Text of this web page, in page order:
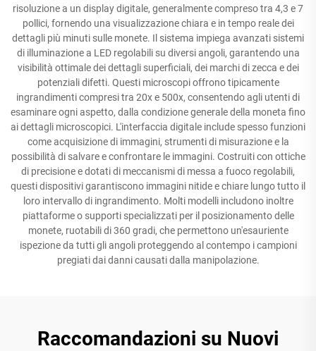
risoluzione a un display digitale, generalmente compreso tra 4,3 e 7
pollici, fornendo una visualizzazione chiara e in tempo reale dei
dettagli più minuti sulle monete. Il sistema impiega avanzati sistemi
di illuminazione a LED regolabili su diversi angoli, garantendo una
visibilità ottimale dei dettagli superficiali, dei marchi di zecca e dei
potenziali difetti. Questi microscopi offrono tipicamente
ingrandimenti compresi tra 20x e 500x, consentendo agli utenti di
esaminare ogni aspetto, dalla condizione generale della moneta fino
ai dettagli microscopici. L'interfaccia digitale include spesso funzioni
come acquisizione di immagini, strumenti di misurazione e la
possibilità di salvare e confrontare le immagini. Costruiti con ottiche
di precisione e dotati di meccanismi di messa a fuoco regolabili,
questi dispositivi garantiscono immagini nitide e chiare lungo tutto il
loro intervallo di ingrandimento. Molti modelli includono inoltre
piattaforme o supporti specializzati per il posizionamento delle
monete, ruotabili di 360 gradi, che permettono un'esauriente
ispezione da tutti gli angoli proteggendo al contempo i campioni
pregiati dai danni causati dalla manipolazione.
Raccomandazioni su Nuovi